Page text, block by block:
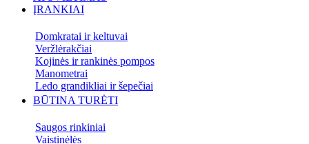
ĮRANKIAI
Domkratai ir keltuvai
Veržlėrakčiai
Kojinės ir rankinės pompos
Manometrai
Ledo grandikliai ir šepečiai
BŪTINA TURĖTI
Saugos rinkiniai
Vaistinėlės